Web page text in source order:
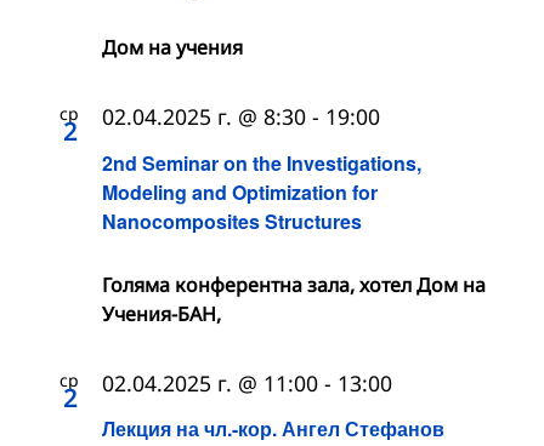
Дом на учения
ср
2
2nd Seminar on the Investigations,
Modeling and Optimization for
Nanocomposites Structures
02.04.2025 г. @ 8:30 - 19:00
Голяма конферентна зала, хотел Дом на
Учения-БАН,
ср
2
Лекция на чл.-кор. Ангел Стефанов
02.04.2025 г. @ 11:00 - 13:00